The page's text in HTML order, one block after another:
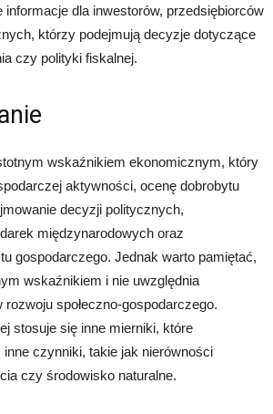
informacje dla inwestorów, przedsiębiorców
którzy podejmują decyzje dotyczące
czy polityki fiskalnej.
wskaźnikiem ekonomicznym, który
aktywności, ocenę dobrobytu
decyzji politycznych,
międzynarodowych oraz
gospodarczego. Jednak warto pamiętać,
wskaźnikiem i nie uwzględnia
społeczno-gospodarczego.
stosuje się inne mierniki, które
inne czynniki, takie jak nierówności
czy środowisko naturalne.